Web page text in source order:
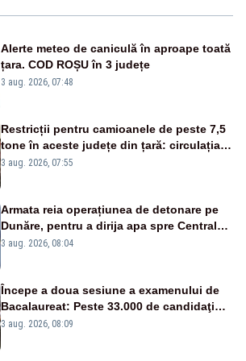
Alerte meteo de caniculă în aproape toată
țara. COD ROȘU în 3 județe
3 aug. 2026, 07:48
Restricții pentru camioanele de peste 7,5
tone în aceste județe din țară: circulația
este interzisă luni, între orele 12:00 și
3 aug. 2026, 07:55
Armata reia operațiunea de detonare pe
Dunăre, pentru a dirija apa spre Centrala
Cernavodă
3 aug. 2026, 08:04
Începe a doua sesiune a examenului de
Bacalaureat: Peste 33.000 de candidaţi
înscrişi
3 aug. 2026, 08:09